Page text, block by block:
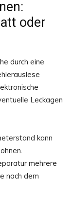
oder
durch eine
Leckagen
kann
mehrere
nach dem